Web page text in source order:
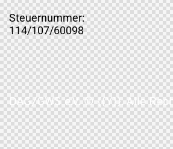
Steuernummer:
114/107/60098
DAG/GWS e.V. © {{Y}}. Alle